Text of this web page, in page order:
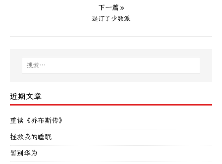
下一篇 »
退订了少数派
近期文章
重读《乔布斯传》
拯救我的睡眠
暂别华为